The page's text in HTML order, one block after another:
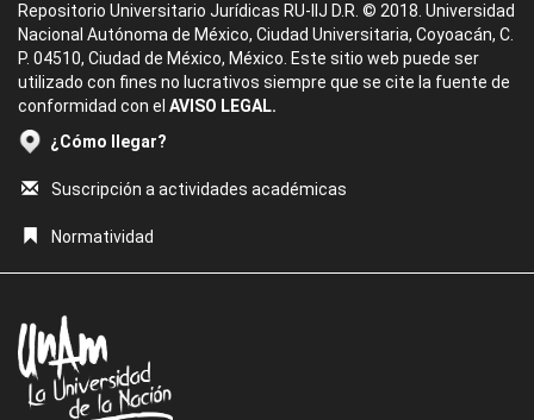
Repositorio Universitario Jurídicas RU-IIJ D.R. © 2018. Universidad
Nacional Autónoma de México, Ciudad Universitaria, Coyoacán, C.
P. 04510, Ciudad de México, México. Este sitio web puede ser
utilizado con fines no lucrativos siempre que se cite la fuente de
conformidad con el AVISO LEGAL.
¿Cómo llegar?
Suscripción a actividades académicas
Normatividad